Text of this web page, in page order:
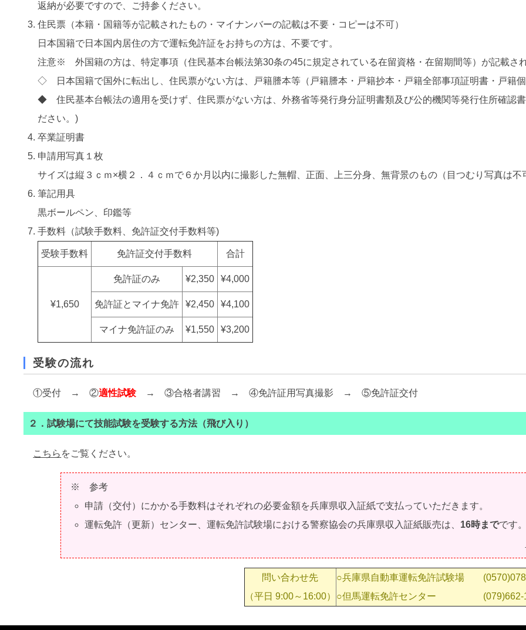
返納が必要ですので、ご持参ください。
住民票（本籍・国籍等が記載されたもの・マイナンバーの記載は不要・コピーは不可）
日本国籍で日本国内居住の方で運転免許証をお持ちの方は、不要です。
注意※ 外国籍の方は、特定事項（住民基本台帳法第30条の45に規定されている在留資格・在留期間等）が記載さ
◇ 日本国籍で国外に転出し、住民票がない方は、戸籍謄本等（戸籍謄本・戸籍抄本・戸籍全部事項証明書・戸籍
◆ 住民基本台帳法の適用を受けず、住民票がない方は、外務省等発行身分証明書類及び公的機関等発行住所確認
ださい。)
卒業証明書
申請用写真１枚
サイズは縦３ｃｍ×横２．４ｃｍで６か月以内に撮影した無帽、正面、上三分身、無背景のもの（目つむり写真は不
筆記用具
黒ボールペン、印鑑等
手数料（試験手数料、免許証交付手数料等)
受験手数料 免許証交付手数料 合計
¥1,650
免許証のみ ¥2,350 ¥4,000
免許証とマイナ免許 ¥2,450 ¥4,100
マイナ免許証のみ ¥1,550 ¥3,200
受験の流れ
①受付 → ②適性試験→ ③合格者講習 → ④免許証用写真撮影 → ⑤免許証交付
２．試験場にて技能試験を受験する方法（飛び入り）
こちら をご覧ください。
※ 参考
申請（交付）にかかる手数料はそれぞれの必要金額を兵庫県収入証紙で支払っていただきます。
運転免許（更新）センター、運転免許試験場における警察協会の兵庫県収入証紙販売は、 16時までです
問い合わせ先
（平日 9:00～16:00）
○兵庫県自動車運転免許試験場
○但馬運転免許センター (079)662-